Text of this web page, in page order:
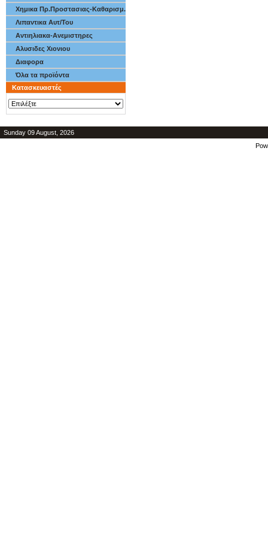
Χημικα Πρ.Προστασιας-Καθαρισμ.
Λιπαντικα Αυτ/Του
Αντιηλιακα-Ανεμιστηρες
Αλυσιδες Χιονιου
Διαφορα
Όλα τα προϊόντα
Κατασκευαστές
Sunday 09 August, 2026